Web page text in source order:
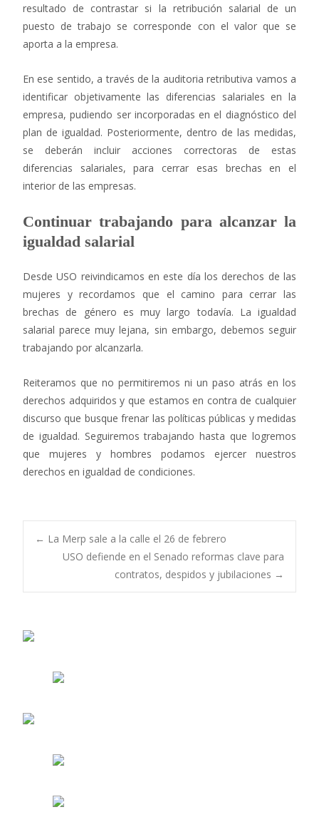
resultado de contrastar si la retribución salarial de un
puesto de trabajo se corresponde con el valor que se
aporta a la empresa.
En ese sentido, a través de la auditoria retributiva vamos a
identificar objetivamente las diferencias salariales en la
empresa, pudiendo ser incorporadas en el diagnóstico del
plan de igualdad. Posteriormente, dentro de las medidas,
se deberán incluir acciones correctoras de estas
diferencias salariales, para cerrar esas brechas en el
interior de las empresas.
Continuar trabajando para alcanzar la
igualdad salarial
Desde USO reivindicamos en este día los derechos de las
mujeres y recordamos que el camino para cerrar las
brechas de género es muy largo todavía. La igualdad
salarial parece muy lejana, sin embargo, debemos seguir
trabajando por alcanzarla.
Reiteramos que no permitiremos ni un paso atrás en los
derechos adquiridos y que estamos en contra de cualquier
discurso que busque frenar las políticas públicas y medidas
de igualdad. Seguiremos trabajando hasta que logremos
que mujeres y hombres podamos ejercer nuestros
derechos en igualdad de condiciones.
Navegación
de
← La Merp sale a la calle el 26 de febrero
USO defiende en el Senado reformas clave para
contratos, despidos y jubilaciones →